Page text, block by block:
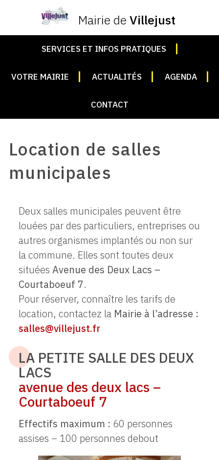
Mairie de Villejust
SERVICES ET INFOS PRATIQUES
VOTRE MAIRIE ACTUALITÉS AGENDA
CONTACT
Location de salles
municipales
Deux salles municipales peuvent être
louées par des particuliers, entreprises ou
autres organismes implantés ou non sur
la commune. Elles sont toutes deux
situées Avenue des Deux Lacs –
Courtaboeuf 7.
Pour réserver, connaître les tarifs de
location, contactez la Mairie à l’adresse :
salles@villejust.fr
LA PETITE SALLE DES DEUX
LACS
avenue des deux lacs –
Courtaboeuf 7
Effectifs maximum : 60 personnes
assises – 100 personnes debout